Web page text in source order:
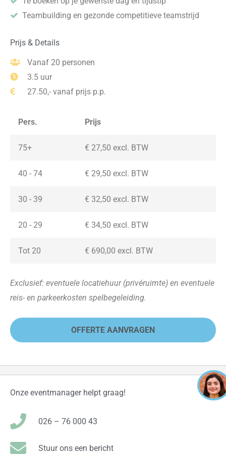
Teambuilding en gezonde competitieve teamstrijd
Prijs & Details
Vanaf 20 personen
3.5 uur
27.50,- vanaf prijs p.p.
Pers. Prijs
75+ € 27,50 excl. BTW
40 - 74 € 29,50 excl. BTW
30 - 39 € 32,50 excl. BTW
20 - 29 € 34,50 excl. BTW
Tot 20 € 690,00 excl. BTW
Exclusief: eventuele locatiehuur (privéruimte) en eventuele
reis- en parkeerkosten spelbegeleiding.
OFFERTE AANVRAGEN
Onze eventmanager helpt graag!
026 – 76 000 43
Stuur ons een bericht